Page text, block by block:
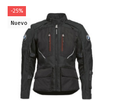
-25%
Nuevo